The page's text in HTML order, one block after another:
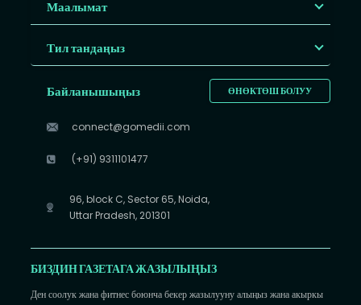
Маалымат
Тил тандаңыз
ӨНӨКТӨШ БОЛУУ
Байланышыңыз
connect@gomedii.com
(+91) 9311101477
96, block C, Sector 65, Noida,
Uttar Pradesh, 201301
БИЗДИН ГАЗЕТАГА ЖАЗЫЛЫҢЫЗ
Ден соолук жана фитнес боюнча бекер жазылууну алыңыз жана акыркы